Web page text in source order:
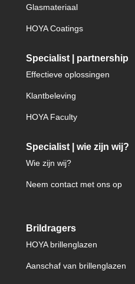
Glasmateriaal
HOYA Coatings
Specialist | partnership
Effectieve oplossingen
Klantbeleving
HOYA Faculty
Specialist | wie zijn wij?
Wie zijn wij?
Neem contact met ons op
Brildragers
HOYA brillenglazen
Aanschaf van brillenglazen